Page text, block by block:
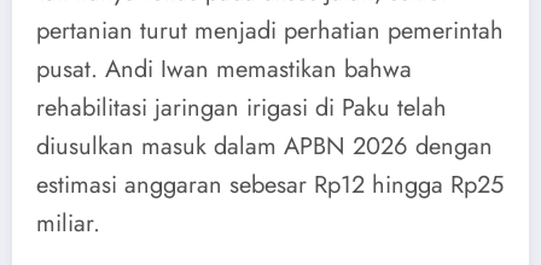
pertanian turut menjadi perhatian pemerintah
pusat. Andi Iwan memastikan bahwa
rehabilitasi jaringan irigasi di Paku telah
diusulkan masuk dalam APBN 2026 dengan
estimasi anggaran sebesar Rp12 hingga Rp25
miliar.